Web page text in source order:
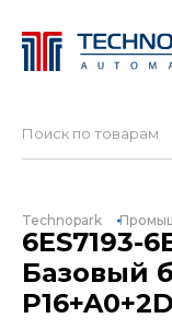
Technopark
6ES7193-
Базовый